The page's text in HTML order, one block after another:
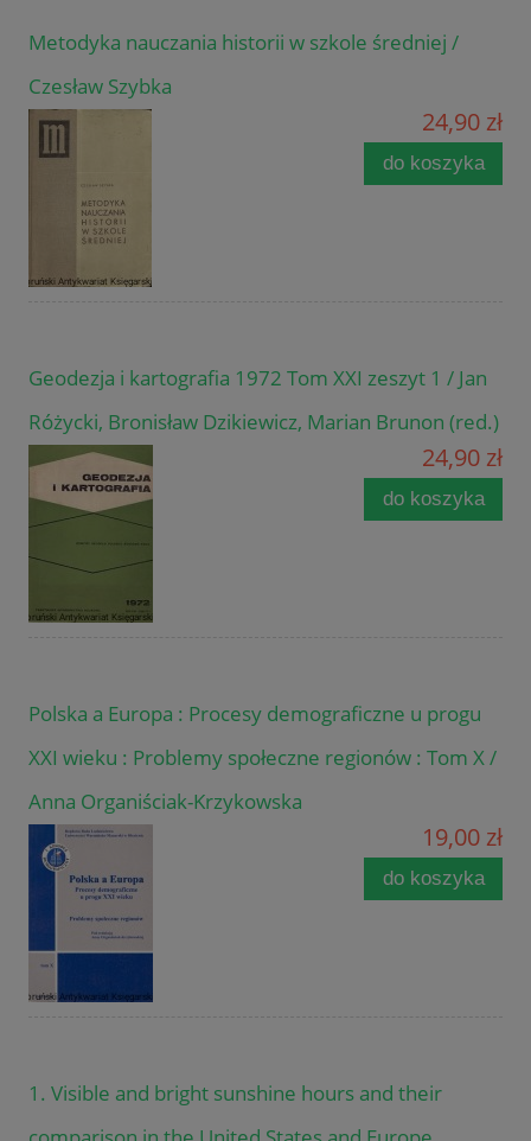
Metodyka nauczania historii w szkole średniej /
Czesław Szybka
24,90 zł
do koszyka
Geodezja i kartografia 1972 Tom XXI zeszyt 1 / Jan
Różycki, Bronisław Dzikiewicz, Marian Brunon (red.)
24,90 zł
do koszyka
Polska a Europa : Procesy demograficzne u progu
XXI wieku : Problemy społeczne regionów : Tom X /
Anna Organiściak-Krzykowska
19,00 zł
do koszyka
1. Visible and bright sunshine hours and their